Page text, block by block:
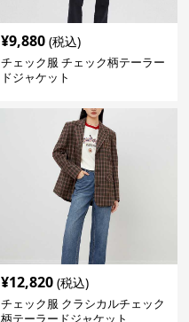
¥9,880 (税込)
チェック服 チェック柄テーラー
ドジャケット
¥12,820 (税込)
チェック服 クラシカルチェック
柄テーラードジャケット